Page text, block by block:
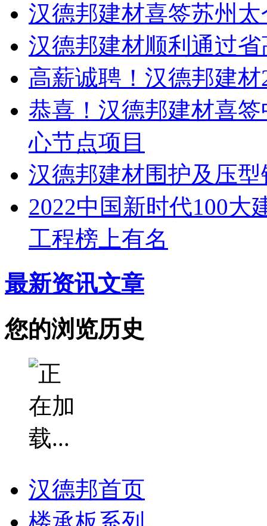
汉德邦建材喜签苏州
汉德邦建材顺利通过
高薪诚聘！汉德邦建
恭喜！汉德邦建材喜
心节点项目
汉德邦建材围护及压
2022中国新时代100大
工程榜上有名
最新资讯文章
您的浏览历史
汉德邦首页